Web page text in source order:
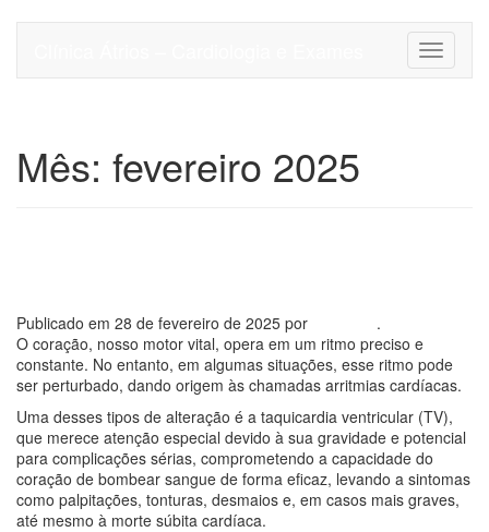
Pular
Mês: fevereiro 2025
Publicado em 28 de fevereiro de 2025 por
.
O coração, nosso motor vital, opera em um ritmo preciso e
constante. No entanto, em algumas situações, esse ritmo pode
ser perturbado, dando origem às chamadas arritmias cardíacas.
Uma desses tipos de alteração é a taquicardia ventricular (TV),
que merece atenção especial devido à sua gravidade e potencial
para complicações sérias, comprometendo a capacidade do
coração de bombear sangue de forma eficaz, levando a sintomas
como palpitações, tonturas, desmaios e, em casos mais graves,
até mesmo à morte súbita cardíaca.